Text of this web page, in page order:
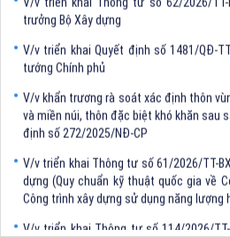
trưởng Bộ Xây dựng
tướng Chính phủ
và miền núi, thôn đặc biệt khó khăn sau
định số 272/2025/NĐ-CP
dựng (Quy chuẩn kỹ thuật quốc gia về
Công trình xây dựng sử dụng năng lượng
trưởng Bộ Tài chính